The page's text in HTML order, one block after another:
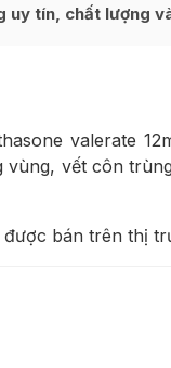
uy tín, chất lượng
valerate
vết côn
bán trên thị